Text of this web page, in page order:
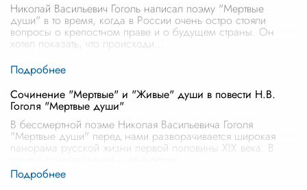
Николай Васильевич Гоголь написал поэму "Мертвые
души" в то время, когда в России очень остро стояли
вопросы о крепостном праве и о будущем страны. Он
хотел показать, что происходи
Сочинение "Мертвые" и "Живые" души в повести Н.В.
Гоголя "Мертвые души"
В бессмертной поэме Николая Васильевича Гоголя
"Мертвые души" перед нами разворачивается широкая
панорама русской жизни первой половины XIX века. В